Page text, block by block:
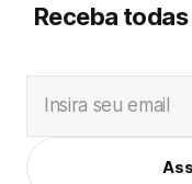
Receba
Insira seu email